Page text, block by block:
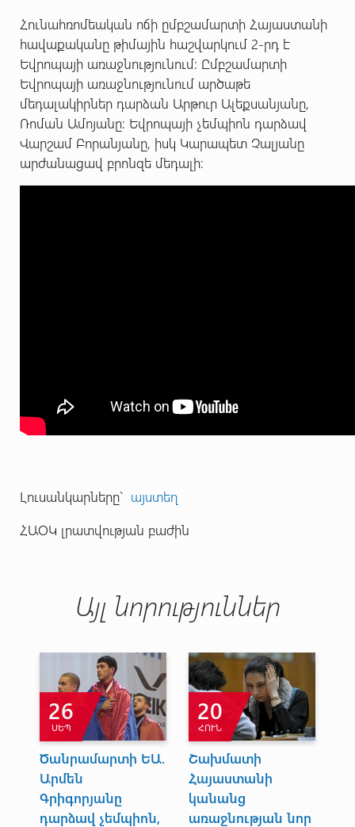
Հունահռոմեական ոճի ըմբշամարտի Հայաստանի
հավաքականը թիմային հաշվարկում 2-րդ է
Եվրոպայի առաջնությունում: Ըմբշամարտի
Եվրոպայի առաջնությունում արծաթե
մեդալակիրներ դարձան Արթուր Ալեքսանյանը,
Ռոման Ամոյանը: Եվրոպայի չեմպիոն դարձավ
Վարշամ Բորանյանը, իսկ Կարապետ Չալյանը
արժանացավ բրոնզե մեդալի:
Լուսանկարները` այստեղ
ՀԱՕԿ լրատվության բաժին
Այլ նորություններ
26
ՍԵՊ
Ծանրամարտի ԵԱ.
Արմեն
Գրիգորյանը
դարձավ չեմպիոն,
20
ՀՈՒՆ
Շախմատի
Հայաստանի
կանանց
առաջնության նոր